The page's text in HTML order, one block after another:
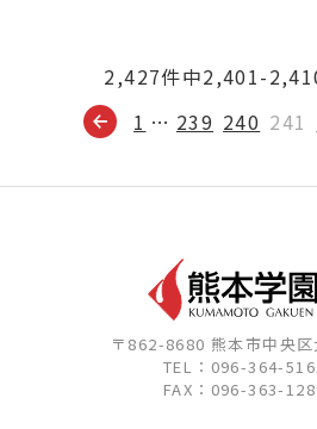
2,427件中2,401-
1 … 239 240 241
〒862-8680 熊本市中央
TEL：096-364-
FAX：096-363-